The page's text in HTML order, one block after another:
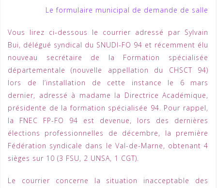
Le formulaire municipal de demande de salle
Vous lirez ci-dessous le courrier adressé par Sylvain
Bui, délégué syndical du SNUDI-FO 94 et récemment élu
nouveau secrétaire de la Formation spécialisée
départementale (nouvelle appellation du CHSCT 94)
lors de l’installation de cette instance le 6 mars
dernier, adressé à madame la Directrice Académique,
présidente de la formation spécialisée 94. Pour rappel,
la FNEC FP-FO 94 est devenue, lors des dernières
élections professionnelles de décembre, la première
Fédération syndicale dans le Val-de-Marne, obtenant 4
sièges sur 10 (3 FSU, 2 UNSA, 1 CGT).
Le courrier concerne la situation inacceptable des